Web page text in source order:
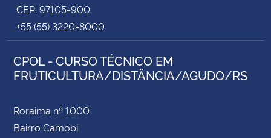
CEP: 97105-900
+55 (55) 3220-8000
CPOL - CURSO TÉCNICO EM
FRUTICULTURA/DISTÂNCIA/AGUDO/RS
Roraima nº 1000
Bairro Camobi